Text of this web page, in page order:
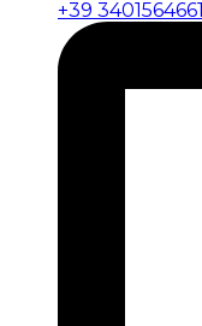
+39 3401564661